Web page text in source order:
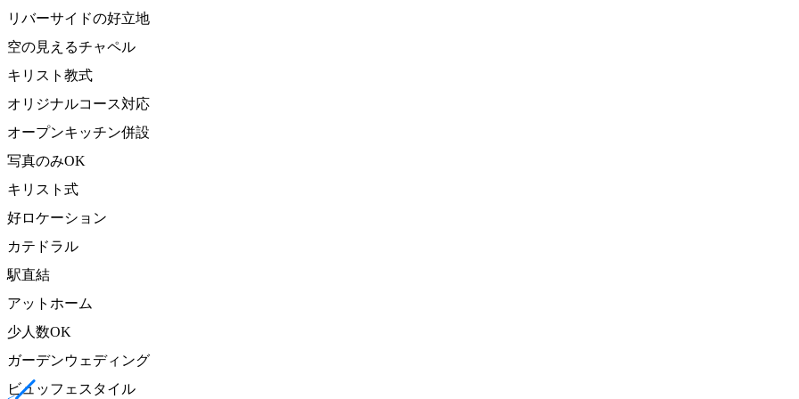
リバーサイドの好立地
空の見えるチャペル
キリスト教式
オリジナルコース対応
オープンキッチン併設
写真のみOK
キリスト式
好ロケーション
カテドラル
駅直結
アットホーム
少人数OK
ガーデンウェディング
ビュッフェスタイル